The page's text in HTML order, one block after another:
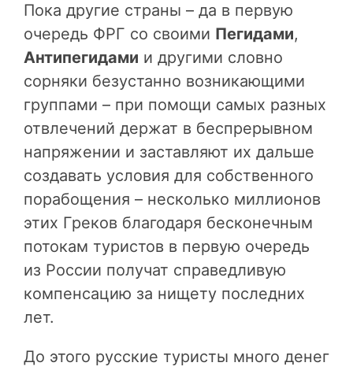
Пока другие страны – да в первую
очередь ФРГ со своими Пегидами,
Антипегидами и другими словно
сорняки безустанно возникающими
группами – при помощи самых разных
отвлечений держат в беспрерывном
напряжении и заставляют их дальше
создавать условия для собственного
порабощения – несколько миллионов
этих Греков благодаря бесконечным
потокам туристов в первую очередь
из России получат справедливую
компенсацию за нищету последних
лет.
До этого русские туристы много денег